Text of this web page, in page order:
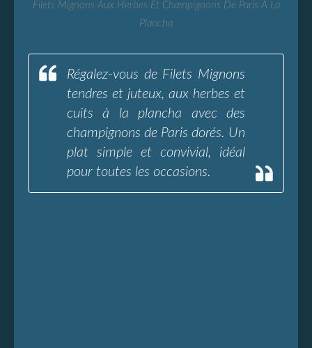
Filets Mignons Aux Herbes Et Champignons De Paris À La
Plancha
Régalez-vous de Filets Mignons
tendres et juteux, aux herbes et
cuits à la plancha avec des
champignons de Paris dorés. Un
plat simple et convivial, idéal
pour toutes les occasions.